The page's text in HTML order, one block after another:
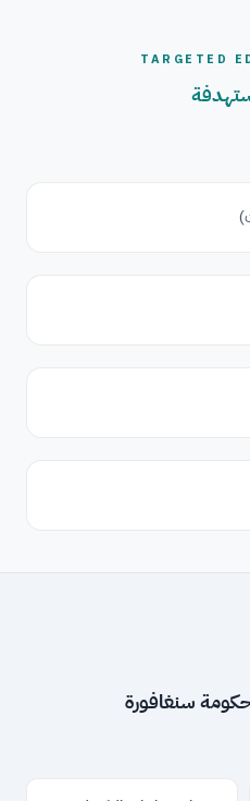
TARGETED
سنغافورة